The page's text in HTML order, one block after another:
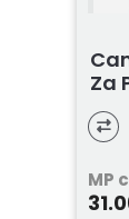
Za
MP